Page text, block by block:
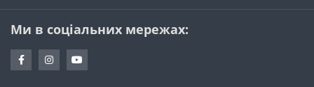
Ми в соціальних мережах: